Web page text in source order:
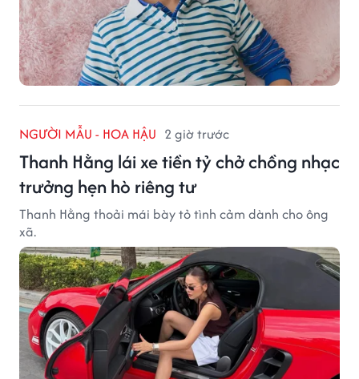
NGƯỜI MẪU - HOA HẬU 2 giờ trước
Thanh Hằng lái xe tiền tỷ chở chồng nhạc
trưởng hẹn hò riêng tư
Thanh Hằng thoải mái bày tỏ tình cảm dành cho ông
xã.